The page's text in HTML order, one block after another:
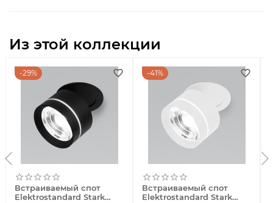
Из этой коллекции
29%
Встраиваемый спот
Elektrostandard Stark
41%
Встраиваемый спот
Elektrostandard Stark